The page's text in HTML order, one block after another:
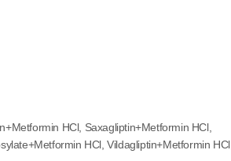
HCl, Saxagliptin+Metformin HCl,
HCl, Vildagliptin+Metformin HCl,